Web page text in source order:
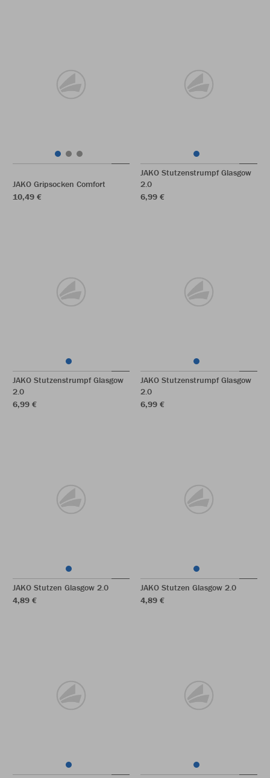
JAKO Gripsocken Comfort
10,49 €
JAKO Stutzenstrumpf Glasgow
2.0
6,99 €
JAKO Stutzenstrumpf Glasgow
2.0
6,99 €
JAKO Stutzenstrumpf Glasgow
2.0
6,99 €
JAKO Stutzen Glasgow 2.0
4,89 €
JAKO Stutzen Glasgow 2.0
4,89 €